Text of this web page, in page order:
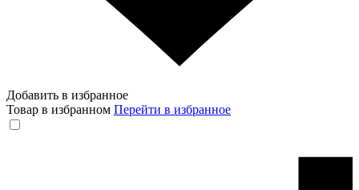
Добавить в избранное
Товар в избранном Перейти в избранное